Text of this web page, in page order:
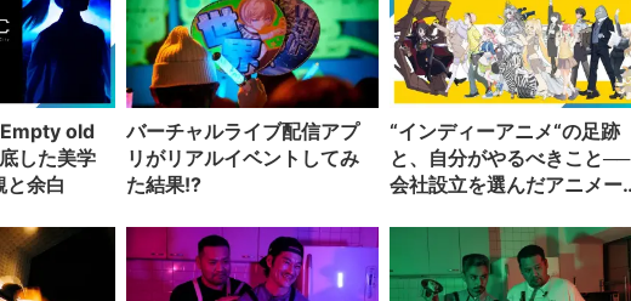
old
した美学
余白
バーチャルライブ配信アプ
リがリアルイベントしてみ
た結果!?
“インディーアニメ“の足跡
と、自分がやるべきこと──
会社設立を選んだアニメー